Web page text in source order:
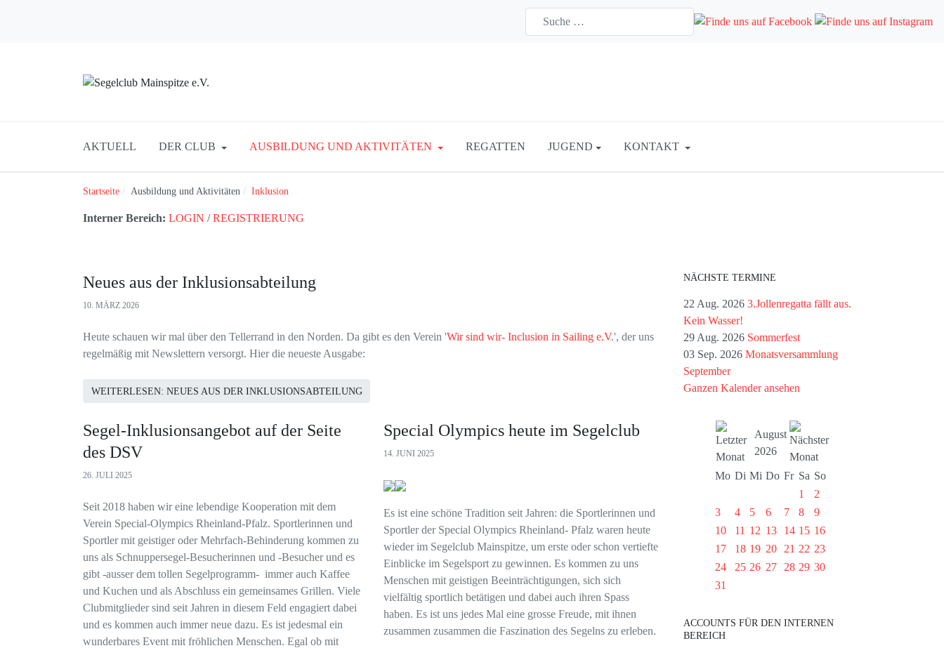
AKTUELL DER CLUB AUSBILDUNG UND AKTIVITÄTEN REGATTEN JUGEND KONTAKT
Startseite Ausbildung und Aktivitäten Inklusion
Interner Bereich: LOGIN /REGISTRIERUNG
Neues aus der Inklusionsabteilung
10. MÄRZ 2026
Heute schauen wir mal über den Tellerrand in den Norden. Da gibt es den Verein 'Wir sind wir- Inclusion in Sailing e.V.', der uns
regelmäßig mit Newslettern versorgt. Hier die neueste Ausgabe:
WEITERLESEN: NEUES AUS DER INKLUSIONSABTEILUNG
Segel-Inklusionsangebot auf der Seite
des DSV
26. JULI 2025
Seit 2018 haben wir eine lebendige Kooperation mit dem
Verein Special-Olympics Rheinland-Pfalz. Sportlerinnen und
Sportler mit geistiger oder Mehrfach-Behinderung kommen zu
uns als Schnuppersegel-Besucherinnen und -Besucher und es
gibt -ausser dem tollen Segelprogramm- immer auch Kaffee
und Kuchen und als Abschluss ein gemeinsames Grillen. Viele
Clubmitglieder sind seit Jahren in diesem Feld engagiert dabei
und es kommen auch immer neue dazu. Es ist jedesmal ein
wunderbares Event mit fröhlichen Menschen. Egal ob mit
Special Olympics heute im Segelclub
14. JUNI 2025
Es ist eine schöne Tradition seit Jahren: die Sportlerinnen und
Sportler der Special Olympics Rheinland- Pfalz waren heute
wieder im Segelclub Mainspitze, um erste oder schon vertiefte
Einblicke im Segelsport zu gewinnen. Es kommen zu uns
Menschen mit geistigen Beeinträchtigungen, sich sich
vielfältig sportlich betätigen und dabei auch ihren Spass
haben. Es ist uns jedes Mal eine grosse Freude, mit ihnen
zusammen zusammen die Faszination des Segelns zu erleben.
NÄCHSTE TERMINE
22 Aug. 2026 3.Jollenregatta fällt aus.
Kein Wasser!
29 Aug. 2026 Sommerfest
03 Sep. 2026 Monatsversammlung
September
Ganzen Kalender ansehen
August
2026
Mo Di Mi Do Fr Sa So
1
2
3
4 5 6 7 8
9
10
11 12 13 14 15 16
17
18 19 20 21 22 23
24
25 26 27 28 29 30
31
ACCOUNTS FÜR DEN INTERNEN
BEREICH